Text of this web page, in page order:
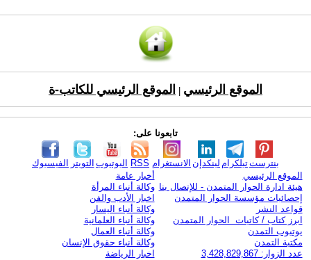
الموقع الرئيسي الموقع الرئيسي للكاتب-ة
تابعونا على:
الفيسبوك التويتر اليوتيوب RSS الانستغرام لينكدإن تيلكرامبنترست
الموقع الرئيسي
هيئة ادارة الحوار المتمدن - للإتصال بنا
إحصائيات مؤسسة الحوار المتمدن
قواعد النشر
ابرز كتاب / كاتبات الحوار المتمدن
يوتيوب التمدن
مكتبة التمدن
عدد الزوار: 3,428,829,867
أخبار عامة
وكالة أنباء المرأة
اخبار الأدب والفن
وكالة أنباء اليسار
وكالة أنباء العلمانية
وكالة أنباء العمال
وكالة أنباء حقوق الإنسان
اخبار الرياضة